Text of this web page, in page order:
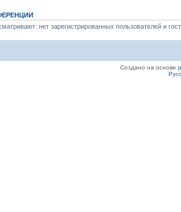
нет зарегистрированных пользователей и
Создано на основе